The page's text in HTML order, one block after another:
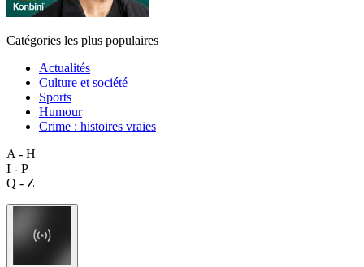
Catégories les plus populaires
Actualités
Culture et société
Sports
Humour
Crime : histoires vraies
A - H
I - P
Q - Z